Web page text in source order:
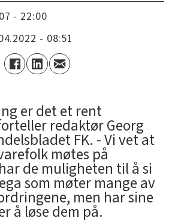
- 22:00
- 08:51
er det et rent
redaktør Georg
FK. - Vi vet at
møtes på
de muligheten til å si
som møter mange av
men har sine
å løse dem på.